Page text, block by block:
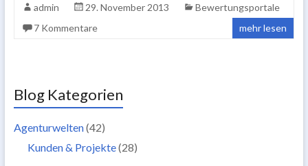
admin 29. November 2013
Bewertungsportale
7 Kommentare
mehr lesen
Blog Kategorien
Agenturwelten(42)
Kunden & Projekte(28)